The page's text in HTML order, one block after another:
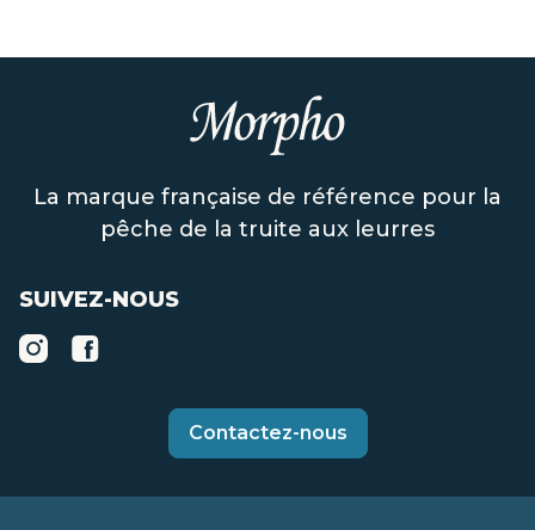
La marque française de référence pour la
pêche de la truite aux leurres
SUIVEZ-NOUS
Contactez-nous